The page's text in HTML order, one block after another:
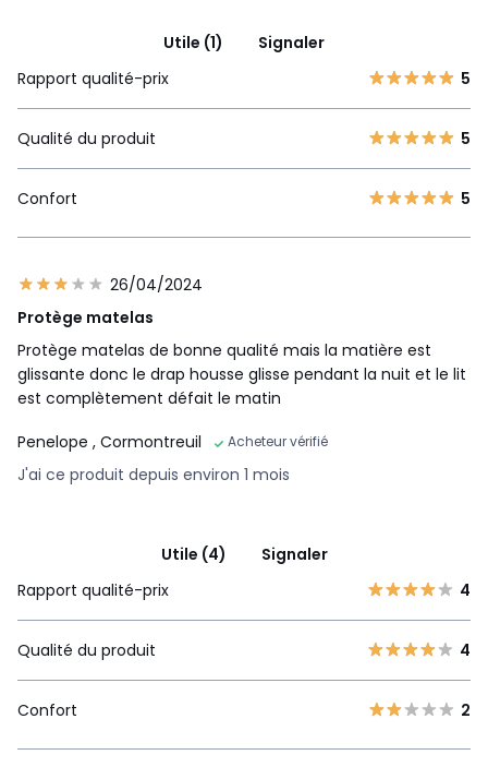
Utile (1)
Signaler
Rapport qualité-prix
5
Qualité du produit 5
Confort 5
26/04/2024
Protège matelas
Protège matelas de bonne qualité mais la matière est
glissante donc le drap housse glisse pendant la nuit et le lit
est complètement défait le matin
Penelope , Cormontreuil Acheteur vérifié
J'ai ce produit depuis environ 1 mois
Utile (4)
Signaler
Rapport qualité-prix
4
Qualité du produit 4
Confort 2